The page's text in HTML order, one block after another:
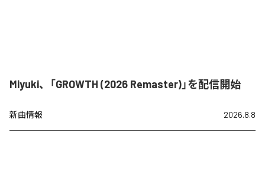
Miyuki、「GROWTH (2026 Remaster)」を配信開始
新曲情報 2026.8.8